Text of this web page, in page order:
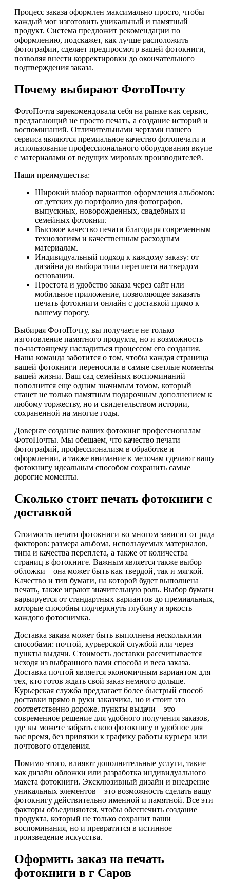
Процесс заказа оформлен максимально просто, чтобы
каждый мог изготовить уникальный и памятный
продукт. Система предложит рекомендации по
оформлению, подскажет, как лучше расположить
фотографии, сделает предпросмотр вашей фотокниги,
позволяя внести корректировки до окончательного
подтверждения заказа.
Почему выбирают ФотоПочту
ФотоПочта зарекомендовала себя на рынке как сервис,
предлагающий не просто печать, а создание историй и
воспоминаний. Отличительными чертами нашего
сервиса являются премиальное качество фотопечати и
использование профессионального оборудования вкупе
с материалами от ведущих мировых производителей.
Наши преимущества:
Широкий выбор вариантов оформления альбомов:
от детских до портфолио для фотографов,
выпускных, новорожденных, свадебных и
семейных фотокниг.
Высокое качество печати благодаря современным
технологиям и качественным расходным
материалам.
Индивидуальный подход к каждому заказу: от
дизайна до выбора типа переплета на твердом
основании.
Простота и удобство заказа через сайт или
мобильное приложение, позволяющее заказать
печать фотокниги онлайн с доставкой прямо к
вашему порогу.
Выбирая ФотоПочту, вы получаете не только
изготовление памятного продукта, но и возможность
по-настоящему насладиться процессом его создания.
Наша команда заботится о том, чтобы каждая страница
вашей фотокниги переносила в самые светлые моменты
вашей жизни. Ваш сад семейных воспоминаний
пополнится еще одним значимым томом, который
станет не только памятным подарочным дополнением к
любому торжеству, но и свидетельством истории,
сохраненной на многие годы.
Доверьте создание ваших фотокниг профессионалам
ФотоПочты. Мы обещаем, что качество печати
фотографий, профессионализм в обработке и
оформлении, а также внимание к мелочам сделают вашу
фотокнигу идеальным способом сохранить самые
дорогие моменты.
Сколько стоит печать фотокниги с
доставкой
Стоимость печати фотокниги во многом зависит от ряда
факторов: размера альбома, используемых материалов,
типа и качества переплета, а также от количества
страниц в фотокниге. Важным является также выбор
обложки – она может быть как твердой, так и мягкой.
Качество и тип бумаги, на которой будет выполнена
печать, также играют значительную роль. Выбор бумаги
варьируется от стандартных вариантов до премиальных,
которые способны подчеркнуть глубину и яркость
каждого фотоснимка.
Доставка заказа может быть выполнена несколькими
способами: почтой, курьерской службой или через
пункты выдачи. Стоимость доставки рассчитывается
исходя из выбранного вами способа и веса заказа.
Доставка почтой является экономичным вариантом для
тех, кто готов ждать свой заказ немного дольше.
Курьерская служба предлагает более быстрый способ
доставки прямо в руки заказчика, но и стоит это
соответственно дороже. пункты выдачи – это
современное решение для удобного получения заказов,
где вы можете забрать свою фотокнигу в удобное для
вас время, без привязки к графику работы курьера или
почтового отделения.
Помимо этого, влияют дополнительные услуги, такие
как дизайн обложки или разработка индивидуального
макета фотокниги. Эксклюзивный дизайн и внедрение
уникальных элементов – это возможность сделать вашу
фотокнигу действительно именной и памятной. Все эти
факторы объединяются, чтобы обеспечить создание
продукта, который не только сохранит ваши
воспоминания, но и превратится в истинное
произведение искусства.
Оформить заказ на печать
фотокниги в г Саров